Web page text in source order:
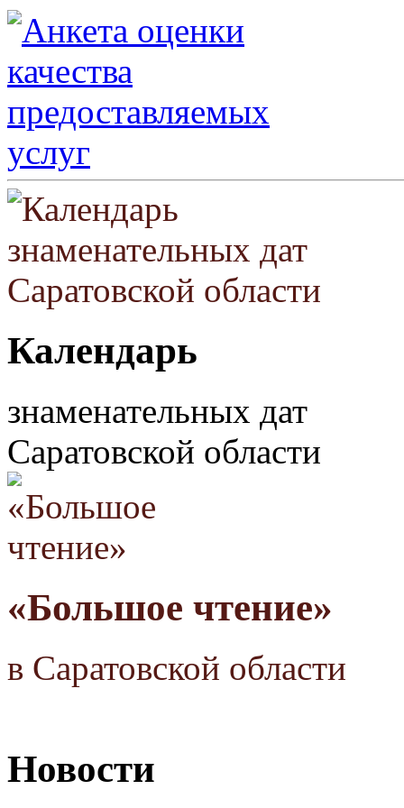
Календарь
знаменательных дат
Саратовской области
«Большое чтение»
в Саратовской области
Новости